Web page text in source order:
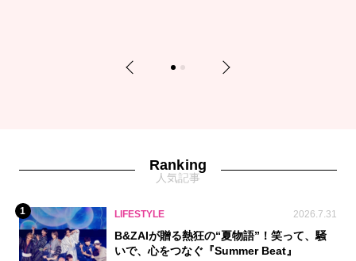
Previous 1 2 Next
Ranking
人気記事
1 LIFESTYLE 2026.7.31
B&ZAIが贈る熱狂の“夏物語”！笑って、騒
いで、心をつなぐ『Summer Beat』